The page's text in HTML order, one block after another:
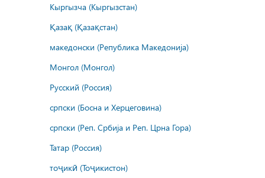
Кыргызча (Кыргызстан)
Қазақ (Қазақстан)
македонски (Република Македонија)
Монгол (Монгол)
Русский (Россия)
српски (Босна и Херцеговина)
српски (Реп. Србија и Реп. Црна Гора)
Татар (Россия)
тоҷикӣ (Тоҷикистон)